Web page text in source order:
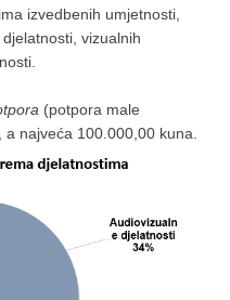
izvedbenih umjetnosti,
vizualnih
(potpora male
najveća 100.000,00 kuna.